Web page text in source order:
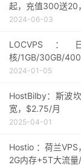
起，充值300送
2024-06-03
核/1GB/30GB/
2024-01-05
HostBilby：斯波
宽，$2.75/月
2025-04-01
Hostio ：荷兰
2G内存+5T大流